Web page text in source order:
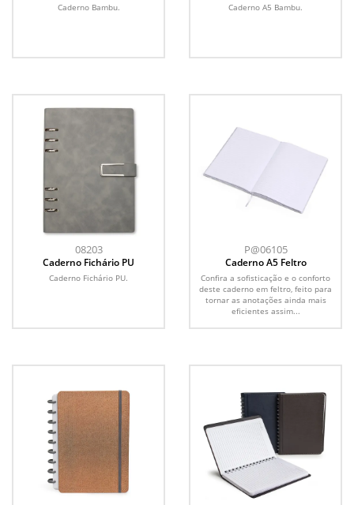
Caderno Bambu. Caderno A5 Bambu.
08203
Caderno Fichário PU
Caderno Fichário PU.
P@06105
Caderno A5 Feltro
Confira a sofisticação e o conforto
deste caderno em feltro, feito para
tornar as anotações ainda mais
eficientes assim...